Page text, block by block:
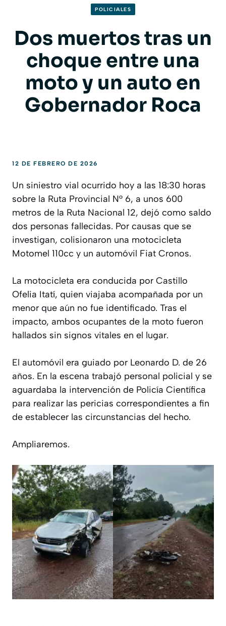
POLICIALES
Dos muertos tras un
choque entre una
moto y un auto en
Gobernador Roca
12 DE FEBRERO DE 2026
Un siniestro vial ocurrido hoy a las 18:30 horas
sobre la Ruta Provincial N° 6, a unos 600
metros de la Ruta Nacional 12, dejó como saldo
dos personas fallecidas. Por causas que se
investigan, colisionaron una motocicleta
Motomel 110cc y un automóvil Fiat Cronos.
La motocicleta era conducida por Castillo
Ofelia Itatí, quien viajaba acompañada por un
menor que aún no fue identificado. Tras el
impacto, ambos ocupantes de la moto fueron
hallados sin signos vitales en el lugar.
El automóvil era guiado por Leonardo D. de 26
años. En la escena trabajó personal policial y se
aguardaba la intervención de Policía Científica
para realizar las pericias correspondientes a fin
de establecer las circunstancias del hecho.
Ampliaremos.